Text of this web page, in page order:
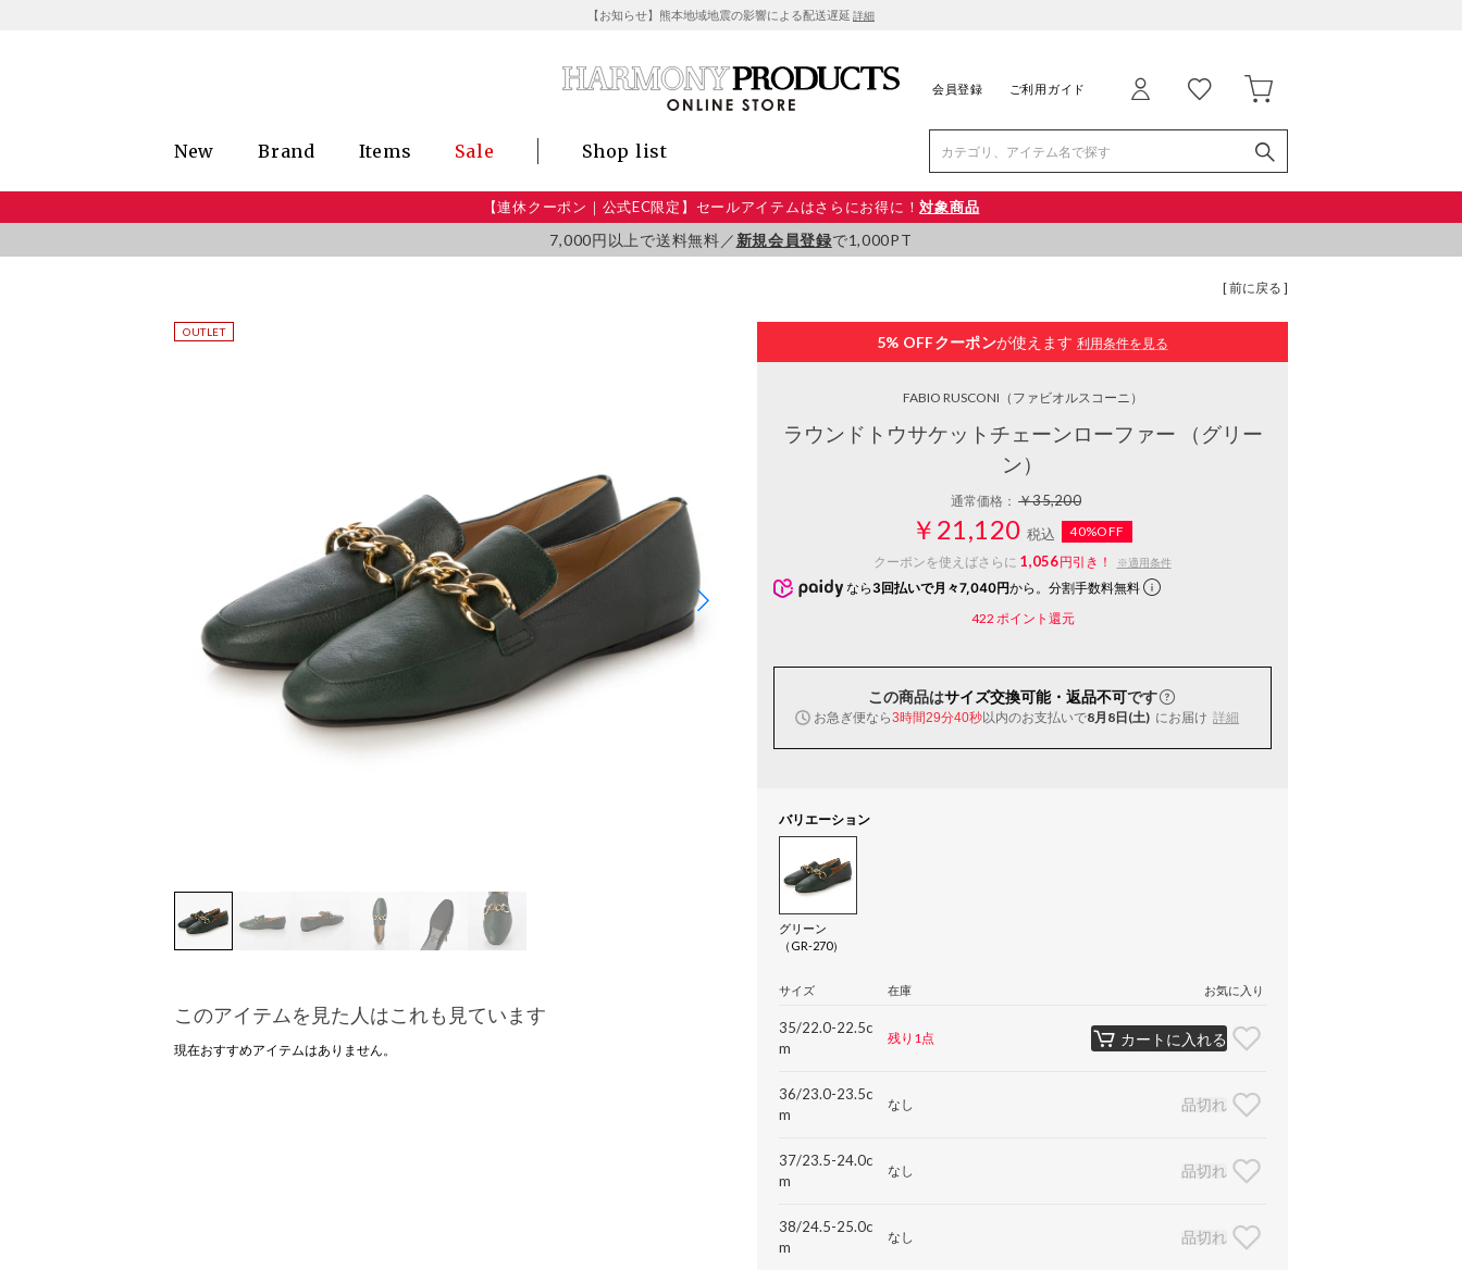
【お知らせ】熊本地域地震の影響による配送遅延 詳細
会員登録 ご利用ガイド
New Brand Items Sale Shop list
【連休クーポン｜公式EC限定】セールアイテムはさらにお得に！対象商品
7,000円以上で送料無料／ 新規会員登録で1,000PT
[ 前に戻る ]
このアイテムを見た人はこれも見ています
現在おすすめアイテムはありません。
5% OFFクーポンが使えます 利用条件を見る
FABIO RUSCONI （ファビオルスコーニ）
ラウンドトウサケットチェーンローファー （グリー
ン）
通常価格：￥35,200
￥21,120 税込
40%OFF
クーポンを使えばさらに 1,056円引き！ ※適用条件
なら 3回払いで月々7,040円から。分割手数料無料
422 ポイント還元
この商品はサイズ交換可能・返品不可です
お急ぎ便なら3時間29分39秒以内のお支払いで8月8日(土) にお届け 詳細
バリエーション
グリーン
（GR-270）
サイズ 在庫 お気に入り
35/22.0-22.5c
m
残り1点 カートに入れる
36/23.0-23.5c
m
なし 品切れ
37/23.5-24.0c
m
なし 品切れ
38/24.5-25.0c
m
なし 品切れ